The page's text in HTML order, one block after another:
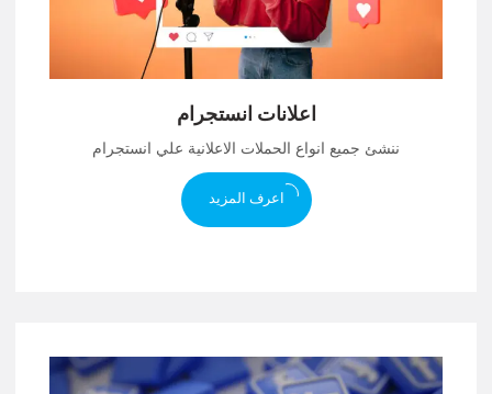
اعلانات انستجرام
ننشئ جميع انواع الحملات الاعلانية علي انستجرام
اعرف المزيد